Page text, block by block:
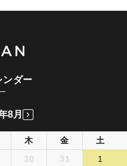
ンダー
8月
木 金
土
30 31
1